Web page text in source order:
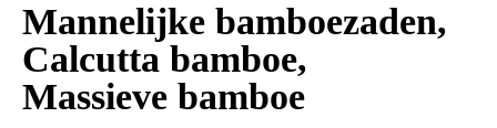
Mannelijke bamboezaden,
Calcutta bamboe,
Massieve bamboe